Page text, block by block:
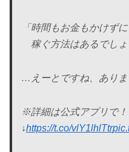
「時間もお金もかけずに
稼ぐ方法はあるでしょ
…えーとですね、ありま
※詳細は公式アプリで！
↓https://t.co/vlY1lhlTtr